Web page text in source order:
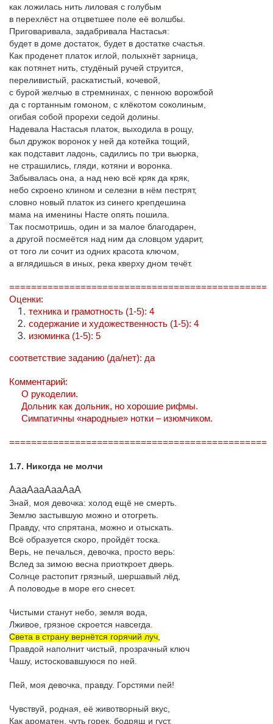
как ложилась нить лиловая с голубым
в перехлёст на отцветшее поле её волшбы.
Приговаривала, задабривала Настасья:
будет в доме достаток, будет в достатке счастья.
Как проденет платок иглой, полыхнёт зарница,
как потянет нить, студёный ручей струится,
переливистый, раскатистый, кочевой,
с бурой желчью в стремнинах, с пенною ворожбой
да с гортанным гомоном, с клёкотом соколиным,
огибая собой прорехи седой долины.
Надевала Настасья платок, выходила в рощу,
был дружок воронок у ней да котейка тощий,
как подставит ладонь, садились по три вьюрка,
не страшились, гляди, котяни и воронка.
Забывалась она, а над нею всё кряк да кряк,
небо скроено клином и селезни в нём пестрят,
словно новый платок из синего крепдешина
мама на именины Насте опять пошила.
Так посмотришь, один и за малое благодарен,
а другой посмеётся над ним да словцом ударит,
от того ли сочит из одних красота ключом,
а вглядишься в иных, река кверху дном течёт.
===============================================
Оценки:
техника и грамотность (1-5): 4
содержание и художественность (1-5): 4
изюминка (1-5): 5
соответствие заданию (да/нет): да
Комментарий:
О рукоделии.
Дольник как дольник, но хорошие рифмы.
Симпатичны «народные» нотки – изюмчиком.
===============================================
1.7. Никогда не молчи
АааАааАааАаА
Знай, моя девочка: холод ещё не смерть.
Землю застывшую можно и отогреть.
Правду, что спрятана, можно и отыскать.
Всё образуется скоро, пройдёт тоска.
Верь, не печалься, девочка, просто верь:
Вслед за зимою весна приоткроет дверь.
Солнце растопит грязный, шершавый лёд,
А половодье в море его снесет.
Чистыми станут небо, земля вода,
Лживое, грязное скроется навсегда.
Света в страну вернётся горячий луч
Правдой наполнит чистый, прозрачный ключ
Чашу, истосковавшуюся по ней.
Пей, моя девочка, правду. Горстями пей!
Чувствуй, родная, её животворный вкус,
Как ароматен, чуть горек, бодрящ и густ,